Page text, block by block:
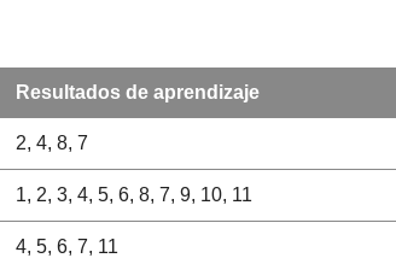
Resultados de aprendizaje
2, 4, 8, 7
1, 2, 3, 4, 5, 6, 8, 7, 9, 10, 11
4, 5, 6, 7, 11